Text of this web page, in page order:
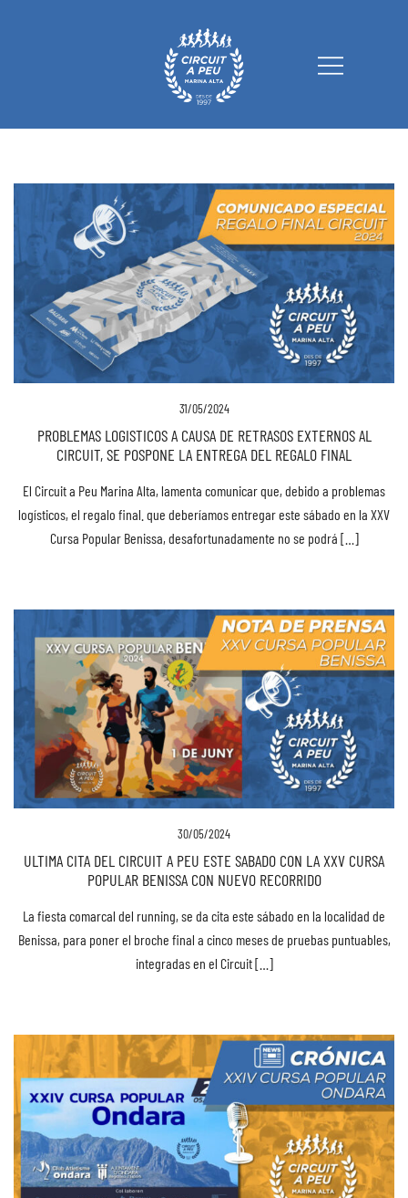
Circuit a Peu Marina Alta
31/05/2024
PROBLEMAS LOGISTICOS A CAUSA DE RETRASOS EXTERNOS AL
CIRCUIT, SE POSPONE LA ENTREGA DEL REGALO FINAL
El Circuit a Peu Marina Alta, lamenta comunicar que, debido a problemas
logísticos, el regalo final. que deberíamos entregar este sábado en la XXV
Cursa Popular Benissa, desafortunadamente no se podrá […]
30/05/2024
ULTIMA CITA DEL CIRCUIT A PEU ESTE SABADO CON LA XXV CURSA
POPULAR BENISSA CON NUEVO RECORRIDO
La fiesta comarcal del running, se da cita este sábado en la localidad de
Benissa, para poner el broche final a cinco meses de pruebas puntuables,
integradas en el Circuit […]